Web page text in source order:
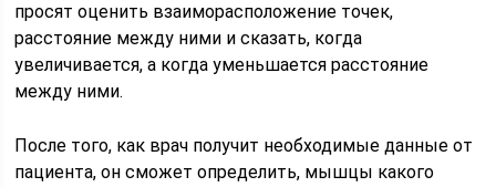
просят оценить взаиморасположение точек,
расстояние между ними и сказать, когда
увеличивается, а когда уменьшается расстояние
между ними.
После того, как врач получит необходимые данные от
пациента, он сможет определить, мышцы какого